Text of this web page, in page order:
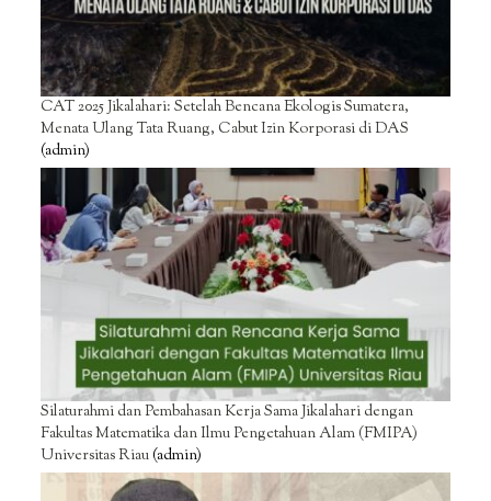
CAT 2025 Jikalahari: Setelah Bencana Ekologis Sumatera,
Menata Ulang Tata Ruang, Cabut Izin Korporasi di DAS
(admin)
Silaturahmi dan Pembahasan Kerja Sama Jikalahari dengan
Fakultas Matematika dan Ilmu Pengetahuan Alam (FMIPA)
Universitas Riau(admin)